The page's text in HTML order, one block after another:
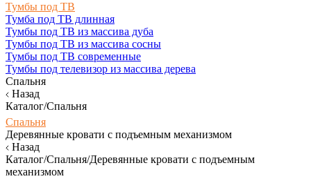
Тумбы под ТВ
Тумба под ТВ длинная
Тумбы под ТВ из массива дуба
Тумбы под ТВ из массива сосны
Тумбы под ТВ современные
Тумбы под телевизор из массива дерева
Спальня
Назад
Каталог/Спальня
Спальня
Деревянные кровати с подъемным механизмом
Назад
Каталог/Спальня/Деревянные кровати с подъемным
механизмом